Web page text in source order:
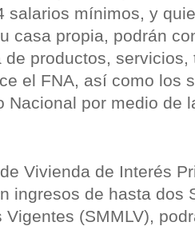
salarios mínimos, y
casa propia, podrán
de productos,
el FNA, así como los
Nacional por medio de
Vivienda de Interés
ingresos de hasta dos
(SMMLV),